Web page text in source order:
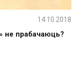
не прабачаюць?
14.10.2018